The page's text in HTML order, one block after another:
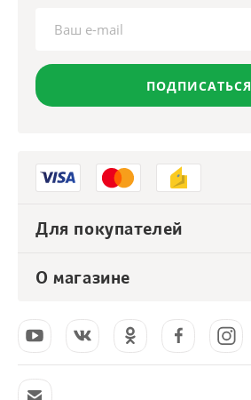
ПОДПИСАТЬСЯ
Для покупателей
О магазине